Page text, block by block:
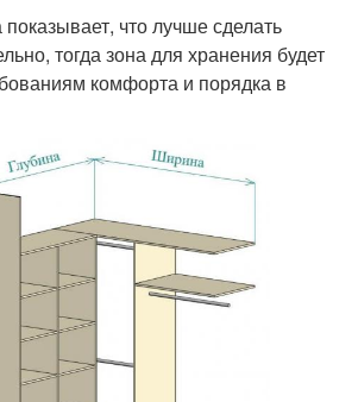
что лучше сделать
тогда зона для хранения будет
комфорта и порядка в